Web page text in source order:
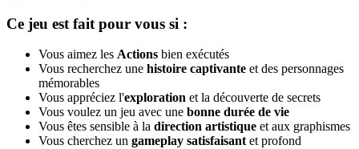
Ce jeu est fait pour vous si :
Vous aimez les Actions bien exécutés
Vous recherchez une histoire captivante et des personnages
mémorables
Vous appréciez l'exploration et la découverte de secrets
Vous voulez un jeu avec une bonne durée de vie
Vous êtes sensible à la direction artistique et aux graphismes
Vous cherchez un gameplay satisfaisant et profond